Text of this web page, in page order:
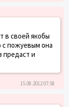
в своей якобы
с пожуевым она
предаст и
15.08.2012 07:58